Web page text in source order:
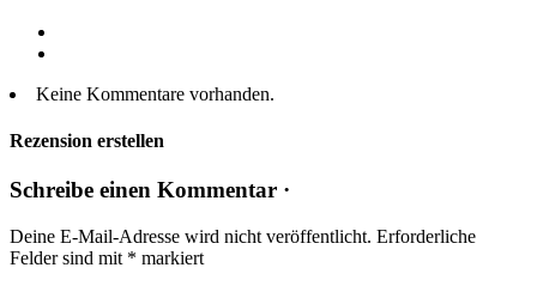
Keine Kommentare vorhanden.
Rezension erstellen
Schreibe einen Kommentar ·
Deine E-Mail-Adresse wird nicht veröffentlicht. Erforderliche
Felder sind mit * markiert